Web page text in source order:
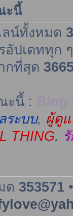
ะนี้
ลน์ทั้งหมด
อัปเดททุก
กที่สุด
ะนี้ :
ระบบ, ผู้ดู
THING,
ด 353571